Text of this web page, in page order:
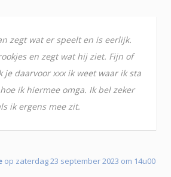
zegt wat er speelt en is eerlijk.
en zegt wat hij ziet. Fijn of
je daarvoor xxx ik weet waar ik sta
ik hiermee omga. Ik bel zeker
ik ergens mee zit.
op zaterdag 23 september 2023 om 14u00